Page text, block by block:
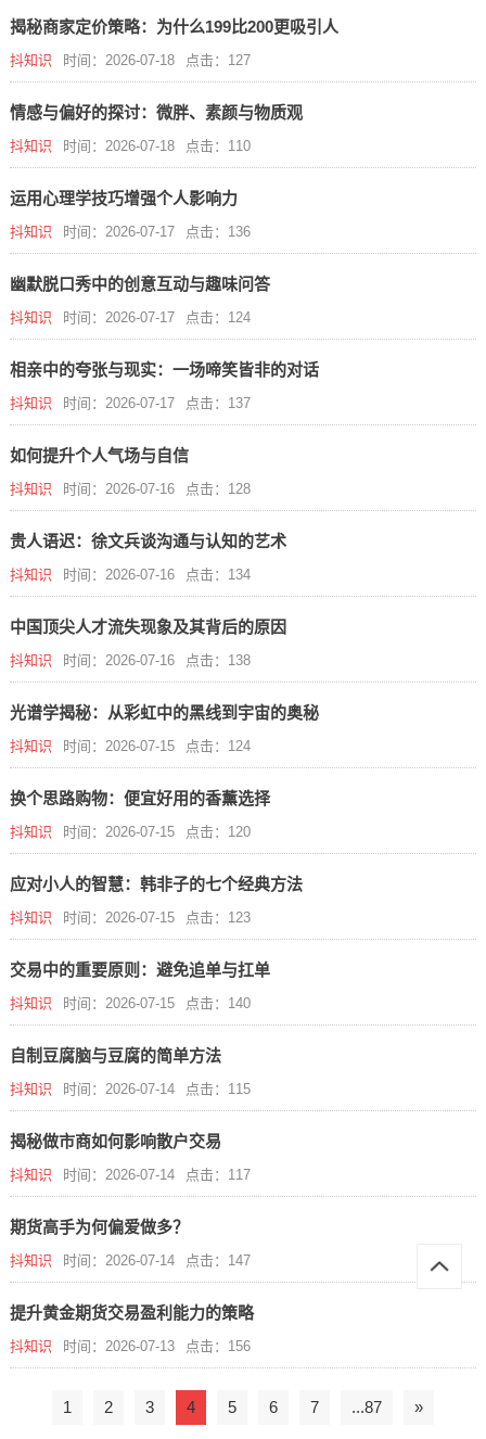
揭秘商家定价策略：为什么199比200更吸引人
抖知识 时间：2026-07-18 点击：127
情感与偏好的探讨：微胖、素颜与物质观
抖知识 时间：2026-07-18 点击：110
运用心理学技巧增强个人影响力
抖知识 时间：2026-07-17 点击：136
幽默脱口秀中的创意互动与趣味问答
抖知识 时间：2026-07-17 点击：124
相亲中的夸张与现实：一场啼笑皆非的对话
抖知识 时间：2026-07-17 点击：137
如何提升个人气场与自信
抖知识 时间：2026-07-16 点击：128
贵人语迟：徐文兵谈沟通与认知的艺术
抖知识 时间：2026-07-16 点击：134
中国顶尖人才流失现象及其背后的原因
抖知识 时间：2026-07-16 点击：138
光谱学揭秘：从彩虹中的黑线到宇宙的奥秘
抖知识 时间：2026-07-15 点击：124
换个思路购物：便宜好用的香薰选择
抖知识 时间：2026-07-15 点击：120
应对小人的智慧：韩非子的七个经典方法
抖知识 时间：2026-07-15 点击：123
交易中的重要原则：避免追单与扛单
抖知识 时间：2026-07-15 点击：140
自制豆腐脑与豆腐的简单方法
抖知识 时间：2026-07-14 点击：115
揭秘做市商如何影响散户交易
抖知识 时间：2026-07-14 点击：117
期货高手为何偏爱做多？
抖知识 时间：2026-07-14 点击：147
提升黄金期货交易盈利能力的策略
抖知识 时间：2026-07-13 点击：156
1 2 3 4 5 6 7 ...87 »